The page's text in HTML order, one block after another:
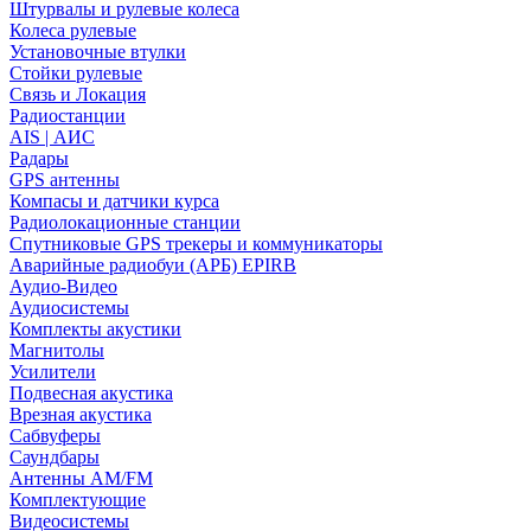
Штурвалы и рулевые колеса
Колеса рулевые
Установочные втулки
Стойки рулевые
Связь и Локация
Радиостанции
AIS | АИС
Радары
GPS антенны
Компасы и датчики курса
Радиолокационные станции
Спутниковые GPS трекеры и коммуникаторы
Аварийные радиобуи (АРБ) EPIRB
Аудио-Видео
Аудиосистемы
Комплекты акустики
Магнитолы
Усилители
Подвесная акустика
Врезная акустика
Сабвуферы
Саундбары
Антенны AM/FM
Комплектующие
Видеосистемы